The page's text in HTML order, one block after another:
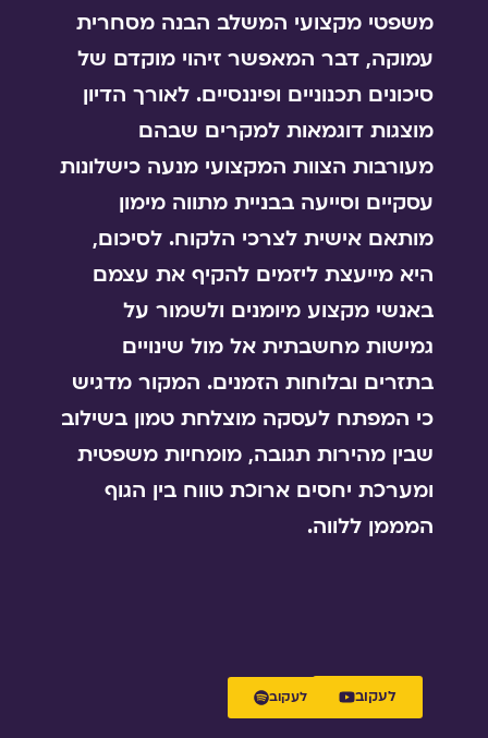
משפטי מקצועי המשלב הבנה מסחרית
עמוקה, דבר המאפשר זיהוי מוקדם של
סיכונים תכנוניים ופיננסיים. לאורך הדיון
מוצגות דוגמאות למקרים שבהם
מעורבות הצוות המקצועי מנעה כישלונות
עסקיים וסייעה בבניית מתווה מימון
מותאם אישית לצרכי הלקוח. לסיכום,
היא מייעצת ליזמים להקיף את עצמם
באנשי מקצוע מיומנים ולשמור על
גמישות מחשבתית אל מול שינויים
בתזרים ובלוחות הזמנים. המקור מדגיש
כי המפתח לעסקה מוצלחת טמון בשילוב
שבין מהירות תגובה, מומחיות משפטית
ומערכת יחסים ארוכת טווח בין הגוף
המממן ללווה.
לעקוב לעקוב